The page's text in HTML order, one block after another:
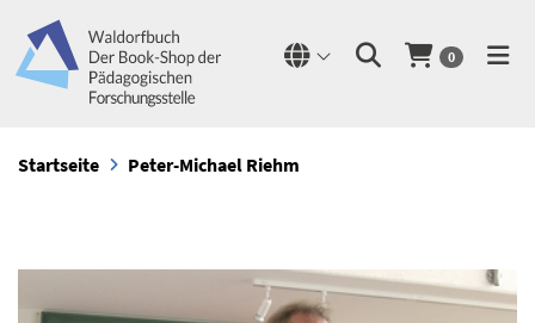
0
Startseite Peter-Michael Riehm